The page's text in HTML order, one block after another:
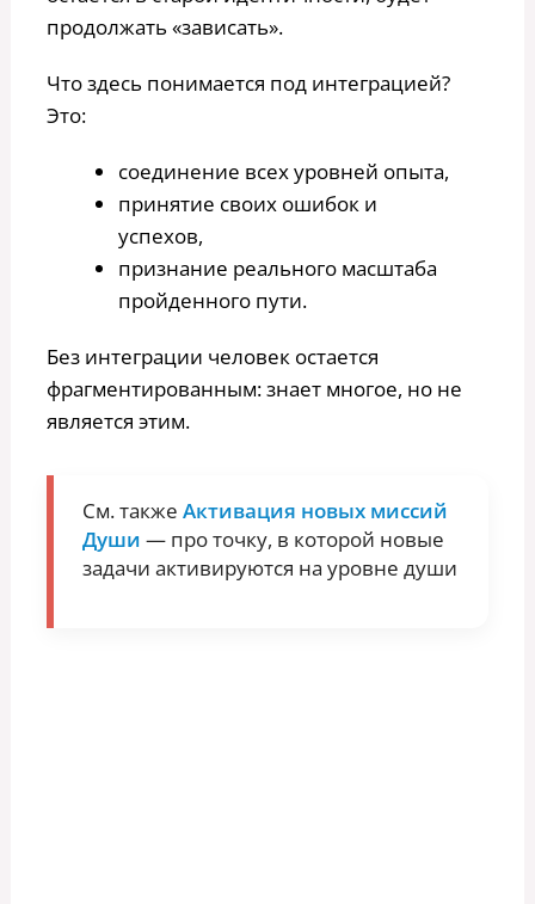
продолжать «зависать».
Что здесь понимается под интеграцией?
Это:
соединение всех уровней опыта,
принятие своих ошибок и
успехов,
признание реального масштаба
пройденного пути.
Без интеграции человек остается
фрагментированным: знает многое, но не
является этим.
См. также Активация новых миссий
Души — про точку, в которой новые
задачи активируются на уровне души